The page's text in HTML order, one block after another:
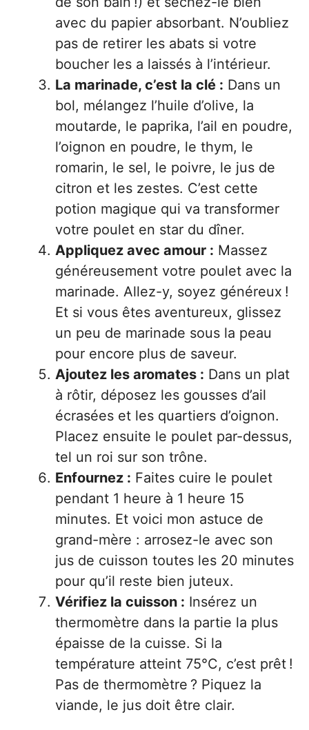
avec du papier absorbant. N’oubliez
pas de retirer les abats si votre
boucher les a laissés à l’intérieur.
La marinade, c’est la clé : Dans un
bol, mélangez l’huile d’olive, la
moutarde, le paprika, l’ail en poudre,
l’oignon en poudre, le thym, le
romarin, le sel, le poivre, le jus de
citron et les zestes. C’est cette
potion magique qui va transformer
votre poulet en star du dîner.
Appliquez avec amour : Massez
généreusement votre poulet avec la
marinade. Allez-y, soyez généreux !
Et si vous êtes aventureux, glissez
un peu de marinade sous la peau
pour encore plus de saveur.
Ajoutez les aromates : Dans un plat
à rôtir, déposez les gousses d’ail
écrasées et les quartiers d’oignon.
Placez ensuite le poulet par-dessus,
tel un roi sur son trône.
Enfournez : Faites cuire le poulet
pendant 1 heure à 1 heure 15
minutes. Et voici mon astuce de
grand-mère : arrosez-le avec son
jus de cuisson toutes les 20 minutes
pour qu’il reste bien juteux.
Vérifiez la cuisson : Insérez un
thermomètre dans la partie la plus
épaisse de la cuisse. Si la
température atteint 75°C, c’est prêt !
Pas de thermomètre ? Piquez la
viande, le jus doit être clair.